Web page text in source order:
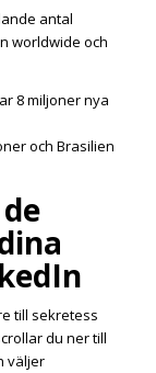
antal
worldwide och
8 miljoner nya
och Brasilien
till sekretess
du ner till
väljer